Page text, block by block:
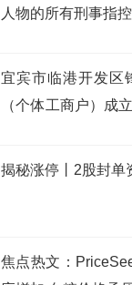
人物的所有刑事指控
宜宾市临港开发区
（个体工商户）成
揭秘涨停丨2股封单
焦点热文：